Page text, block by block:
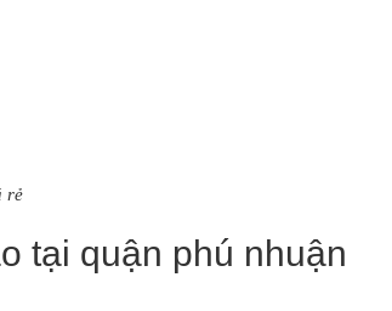
rẻ
tại quận phú nhuận